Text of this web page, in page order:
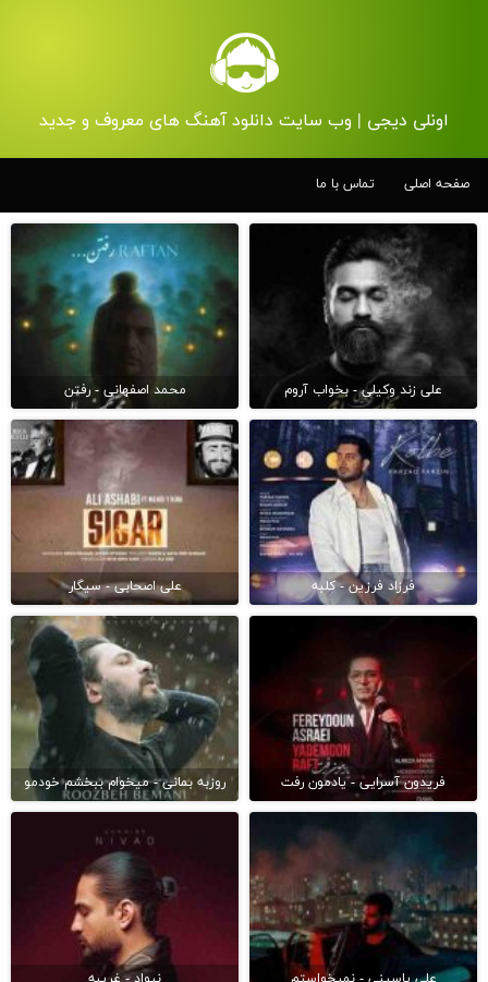
اونلی دیجی | وب سایت دانلود آهنگ های معروف و جدید
صفحه اصلی تماس با ما
علی زند وکیلی - بخواب آروم محمد اصفهانی - رفتن
فرزاد فرزین - کلبه علی اصحابی - سیگار
فریدون آسرایی - یادمون رفت روزبه بمانی - میخوام ببخشم خودمو
علی یاسینی - نمیخواستم نیواد - غریبه